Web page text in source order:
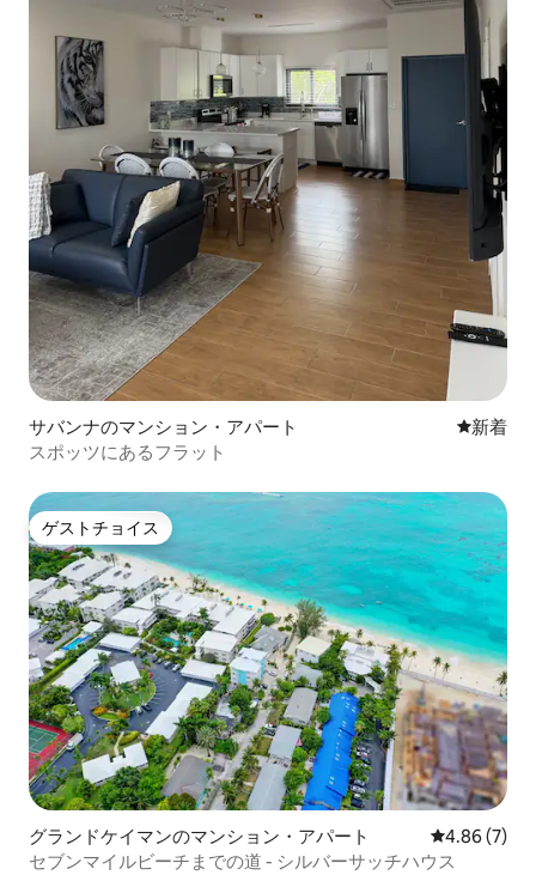
サバンナのマンション・アパート 新しい宿
新着
スポッツにあるフラット
ゲストチョイス
ゲストチョイス
グランドケイマンのマンション・アパート レビュー7
4.86 (7)
セブンマイルビーチまでの道 - シルバーサッチハウス